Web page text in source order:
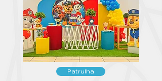
Patrulha